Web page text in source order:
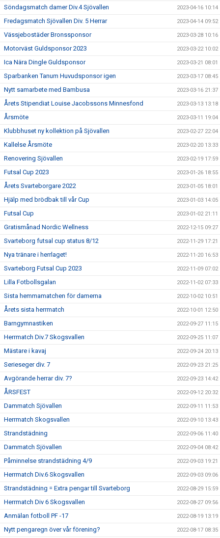
Söndagsmatch damer Div.4 Sjövallen 2023-04-16 10:14
Fredagsmatch Sjövallen Div. 5 Herrar 2023-04-14 09:52
Vässjebostäder Bronssponsor 2023-03-28 10:16
Motorväst Guldsponsor 2023 2023-03-22 10:02
Ica Nära Dingle Guldsponsor 2023-03-21 08:01
Sparbanken Tanum Huvudsponsor igen 2023-03-17 08:45
Nytt samarbete med Bambusa 2023-03-16 21:37
Årets Stipendiat Louise Jacobssons Minnesfond 2023-03-13 13:18
Årsmöte 2023-03-11 19:04
Klubbhuset ny kollektion på Sjövallen 2023-02-27 22:04
Kallelse Årsmöte 2023-02-20 13:33
Renovering Sjövallen 2023-02-19 17:59
Futsal Cup 2023 2023-01-26 18:55
Årets Svarteborgare 2022 2023-01-05 18:01
Hjälp med brödbak till vår Cup 2023-01-03 14:05
Futsal Cup 2023-01-02 21:11
Gratismånad Nordic Wellness 2022-12-15 09:27
Svarteborg futsal cup status 8/12 2022-11-29 17:21
Nya tränare i herrlaget! 2022-11-20 16:53
Svarteborg Futsal Cup 2023 2022-11-09 07:02
Lilla Fotbollsgalan 2022-11-02 07:33
Sista hemmamatchen för damerna 2022-10-02 10:51
Årets sista herrmatch 2022-10-01 12:50
Barngymnastiken 2022-09-27 11:15
Herrmatch Div.7 Skogsvallen 2022-09-25 11:07
Mästare i kavaj 2022-09-24 20:13
Serieseger div. 7 2022-09-23 21:25
Avgörande herrar div. 7? 2022-09-23 14:42
ÅRSFEST 2022-09-12 20:32
Dammatch Sjövallen 2022-09-11 11:53
Herrmatch Skogsvallen 2022-09-10 13:43
Strandstädning 2022-09-06 11:40
Dammatch Sjövallen 2022-09-04 08:42
Påminnelse strandstädning 4/9 2022-09-03 19:21
Herrmatch Div.6 Skogsvallen 2022-09-03 09:06
Strandstädning = Extra pengar till Svarteborg 2022-08-29 15:59
Herrmatch Div 6 Skogsvallen 2022-08-27 09:56
Anmälan fotboll PF -17 2022-08-19 13:19
Nytt pengaregn över vår förening? 2022-08-17 08:35